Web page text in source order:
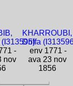
-
nov
KHARROUBI,
Driffa
env 1771 -
ava 23 nov
1856